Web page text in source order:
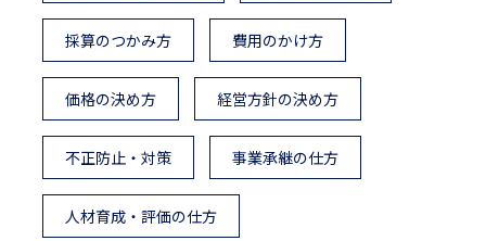
採算のつかみ方 費用のかけ方
価格の決め方 経営方針の決め方
不正防止・対策 事業承継の仕方
人材育成・評価の仕方